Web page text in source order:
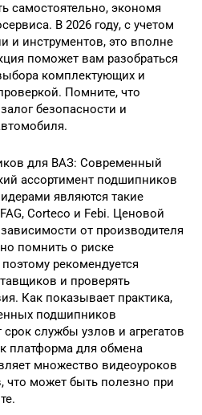
самостоятельно, экономя
В 2026 году, с учетом
и инструментов, это вполне
поможет вам разобраться
комплектующих и
Помните, что
безопасности и
для ВАЗ: Современный
ассортимент подшипников
являются такие
Corteco и Febi. Ценовой
от производителя
помнить о риске
рекомендуется
и проверять
Как показывает практика,
подшипников
службы узлов и агрегатов
платформа для обмена
множество видеоуроков
что может быть полезно при